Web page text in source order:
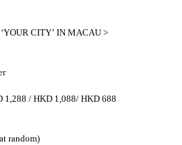
‘YOUR CITY’ IN MACAU >
1,288 / HKD 1,088/ HKD 688
random)